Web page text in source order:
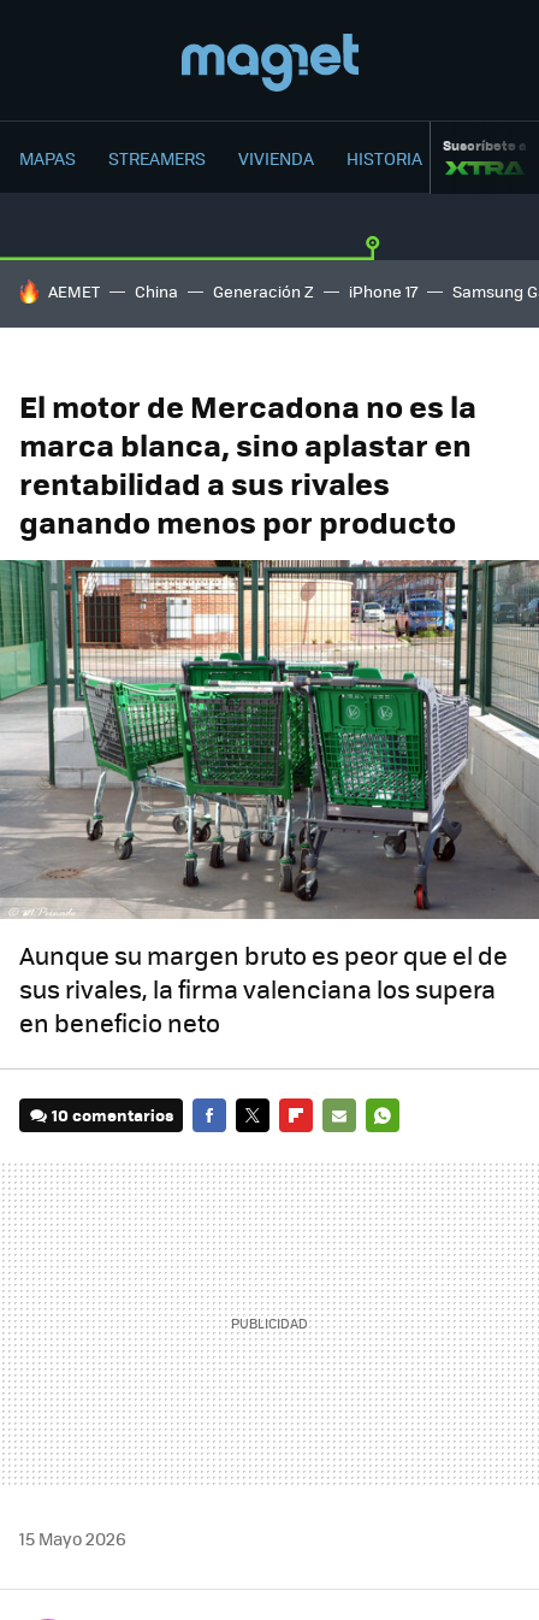
MAPAS STREAMERS VIVIENDA HISTORIA Suscríbete a
HOY SE HABLA DE
AEMET China Generación Z iPhone 17 Samsung
El motor de Mercadona no es la
marca blanca, sino aplastar en
rentabilidad a sus rivales
ganando menos por producto
Aunque su margen bruto es peor que el de
sus rivales, la firma valenciana los supera
en beneficio neto
10 comentarios
MAIL
15 Mayo 2026